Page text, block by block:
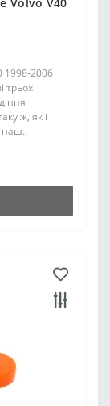
1998-2006
трьох
ж, як і
наш..